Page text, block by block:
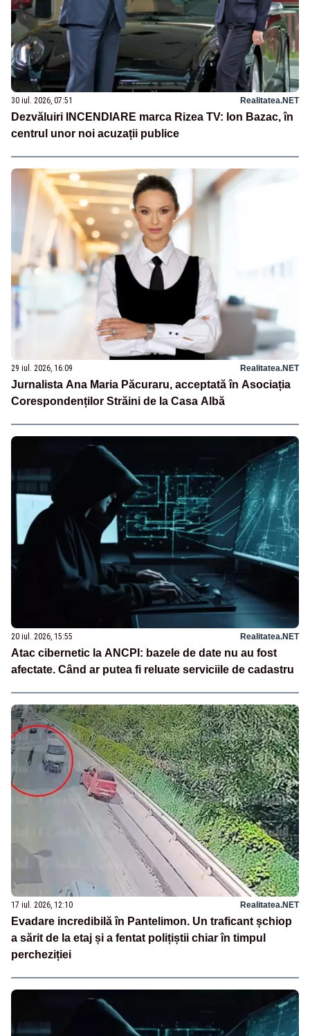
30 iul. 2026, 07:51 Realitatea.NET
Dezvăluiri INCENDIARE marca Rizea TV: Ion Bazac, în
centrul unor noi acuzații publice
29 iul. 2026, 16:09 Realitatea.NET
Jurnalista Ana Maria Păcuraru, acceptată în Asociația
Corespondenților Străini de la Casa Albă
20 iul. 2026, 15:55 Realitatea.NET
Atac cibernetic la ANCPI: bazele de date nu au fost
afectate. Când ar putea fi reluate serviciile de cadastru
17 iul. 2026, 12:10 Realitatea.NET
Evadare incredibilă în Pantelimon. Un traficant șchiop
a sărit de la etaj și a fentat polițiștii chiar în timpul
percheziției